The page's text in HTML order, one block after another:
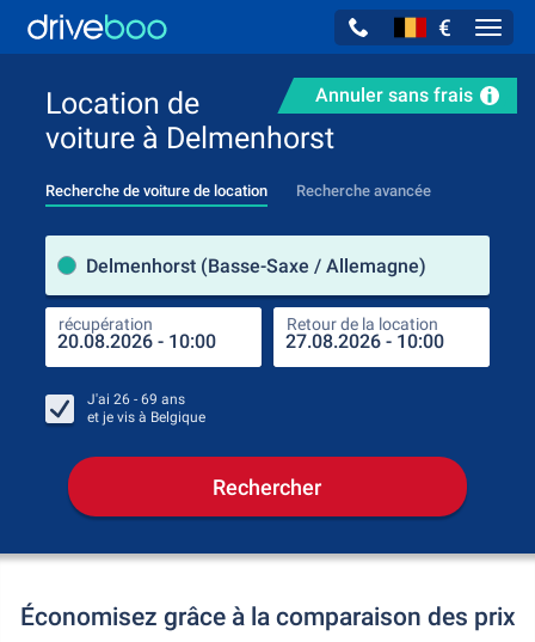
€
Annuler sans frais
Location de
voiture à Delmenhorst
Recherche de voiture de location Recherche avancée
Delmenhorst (Basse-Saxe / Allemagne)
récupération Retour de la location
J'ai 26 - 69 ans
et je vis à Belgique
Rechercher
Économisez grâce à la comparaison des prix